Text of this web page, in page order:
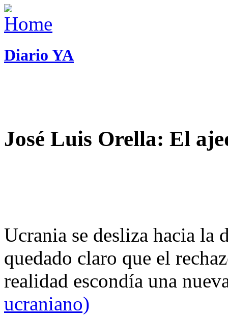
Diario YA
José Luis Orella: El
Ucrania se desliza hacia
quedado claro que el
realidad escondía una
ucraniano)